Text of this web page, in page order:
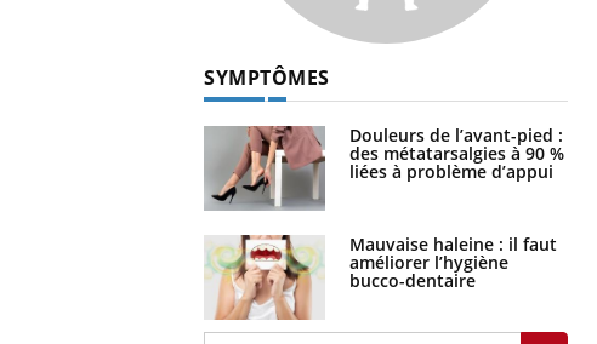
SYMPTÔMES
Douleurs de l’avant-pied :
des métatarsalgies à 90 %
liées à problème d’appui
Mauvaise haleine : il faut
améliorer l’hygiène
bucco-dentaire